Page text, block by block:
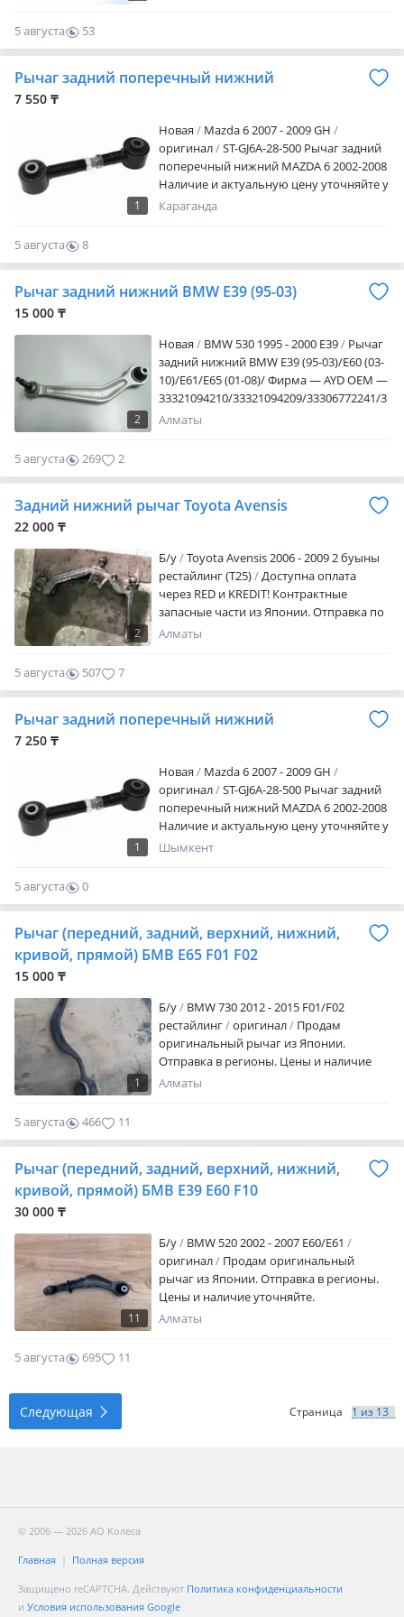
5 августа
53
0
Рычаг задний поперечный нижний
7 550 ₸
1
Новая
Mazda 6 2007 - 2009 GH
оригинал
ST-GJ6A-28-500 Рычаг задний
поперечный нижний MAZDA 6 2002-2008
Наличие и актуальную цену уточняйте у
менеджера
Караганда
5 августа
8
0
Рычаг задний нижний BMW E39 (95-03)
15 000 ₸
2
Новая BMW 530 1995 - 2000 E39
Рычаг
задний нижний BMW E39 (95-03)/E60 (03-
10)/E61/E65 (01-08)/ Фирма — AYD OEM —
33321094210/33321094209/33306772241/3
3306772242/94-07122/ Отправка по
Алматы
5 августа 269 2
Задний нижний рычаг Toyota Avensis
22 000 ₸
2
Б/y
Toyota Avensis 2006 - 2009 2 буыны
рестайлинг (T25)
Доступна оплата
через RED и KREDIT! Контрактные
запасные части из Японии. Отправка по
регионам РК, РФ, KG. В связи с
ЗВОНИТЬ В РАБОЧЕЕ ВРЕМЯ с 9.00 до
18.00 без обеда. Воскресенье выходной.
саймандар тек қана Япониядан
әкелінеді. ҚР Облыстары бойынша, РФ
және Қырғызстанға жіберу бар. ВАЛЮТА
БАҒАМЫНЫҢ ТҰРАҚСЫЗДЫҒЫНА
БАЙЛАНЫСТЫ САЙМАННЫҢ БАҒАСЫН
ассыз. Тек сенбі күні 10.00-ден 17.00-ге
Алматы
5 августа 507 7
Рычаг задний поперечный нижний
7 250 ₸
1
Новая
Mazda 6 2007 - 2009 GH
оригинал
ST-GJ6A-28-500 Рычаг задний
поперечный нижний MAZDA 6 2002-2008
Наличие и актуальную цену уточняйте у
менеджера
Шымкент
5 августа
0
0
Рычаг (передний, задний, верхний, нижний,
кривой, прямой) БМВ E65 F01 F02
15 000 ₸
1
Б/y
BMW 730 2012 - 2015 F01/F02
рестайлинг
оригинал
Продам
оригинальный рычаг из Японии.
Отправка в регионы. Цены и наличие
уточняйте.
Алматы
5 августа 466 11
Рычаг (передний, задний, верхний, нижний,
кривой, прямой) БМВ E39 E60 F10
30 000 ₸
11
Б/y
BMW 520 2002 - 2007 E60/E61
оригинал
Продам оригинальный
рычаг из Японии. Отправка в регионы.
Цены и наличие уточняйте.
Алматы
5 августа 695 11
Следующая Страница
© 2006 — 2026 АО Колеса
Главная Полная версия
Защищено reCAPTCHA. Действуют Политика конфиденциальности
и Условия использования Google